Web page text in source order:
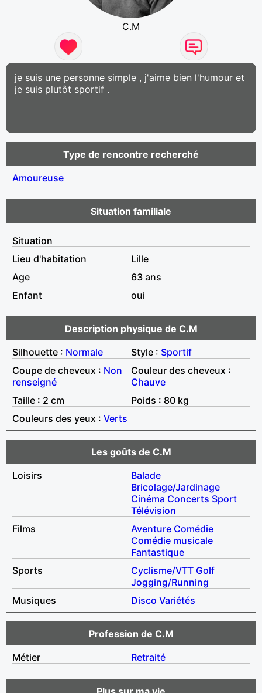
C.M
je suis une personne simple , j'aime bien l'humour et
je suis plutôt sportif .
Type de rencontre recherché
Amoureuse
Situation familiale
Situation
Lieu d'habitation
Lille
Age
63 ans
Enfant
oui
Description physique de C.M
Silhouette : Normale Style : Sportif
Coupe de cheveux : Non
renseigné
Couleur des cheveux :
Chauve
Taille : 2 cm
Poids : 80 kg
Couleurs des yeux : Verts
Les goûts de C.M
Loisirs
Balade
Bricolage/Jardinage
Cinéma Concerts Sport
Télévision
Films
Aventure Comédie
Comédie musicale
Fantastique
Sports
Cyclisme/VTT Golf
Jogging/Running
Musiques
Disco Variétés
Profession de C.M
Métier
Retraité